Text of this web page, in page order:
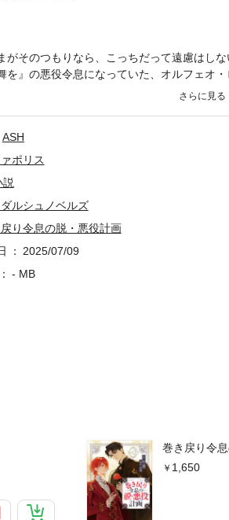
巻き戻り令
1,650
がそのつもりなら、こっちだって遠慮はし
を』の悪役令息になっていた、オルフェオ
略対象者や周囲の人達から見下されて無様
うして彼は、ゲームの知識を駆使してフェ
！ Webで圧倒的人気を誇る巻き戻りBL、
ASH
ポリス
説
ルシュノベルズ
り令息の脱・悪役計画
2025/07/09
- MB